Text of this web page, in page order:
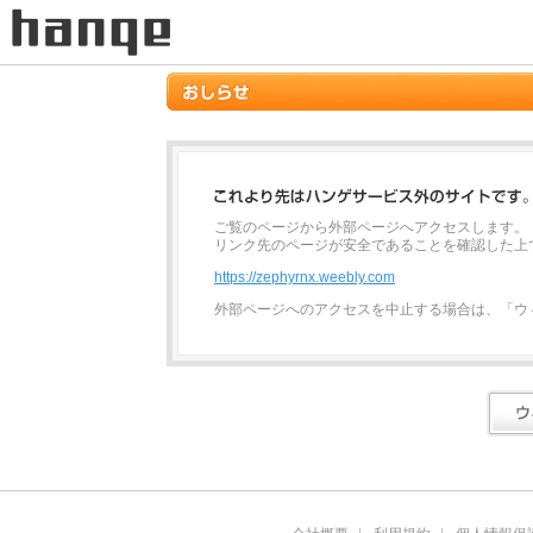
ご覧のページから外部ページへアクセスします。
リンク先のページが安全であることを確認した
https://zephyrnx.weebly.com
外部ページへのアクセスを中止する場合は、「